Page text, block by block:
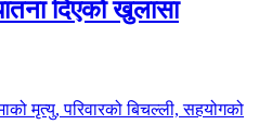
दिएको खुलासा